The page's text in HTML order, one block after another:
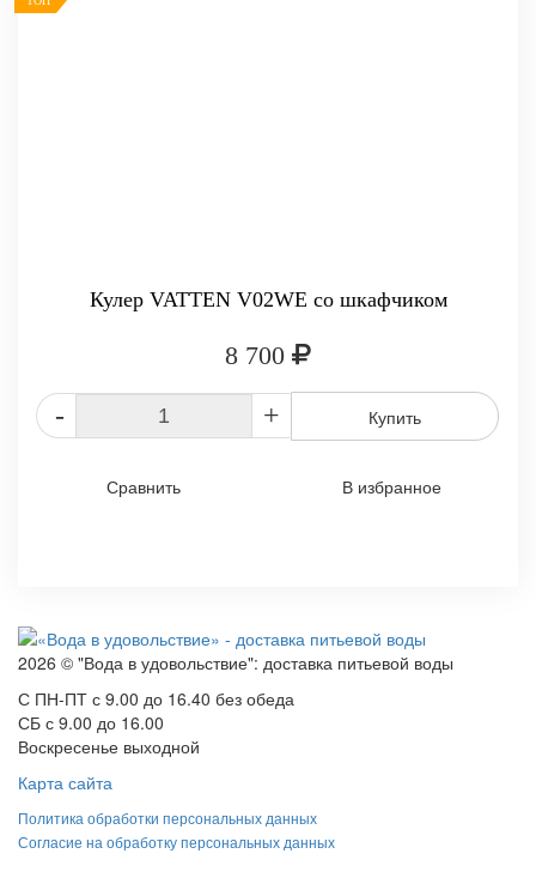
Кулер VATTEN V02WE со шкафчиком
8 700
- + Купить
Сравнить В избранное
2026 © "Вода в удовольствие": доставка питьевой воды
С ПН-ПТ с 9.00 до 16.40 без обеда
СБ с 9.00 до 16.00
Воскресенье выходной
Карта сайта
Политика обработки персональных данных
Согласие на обработку персональных данных